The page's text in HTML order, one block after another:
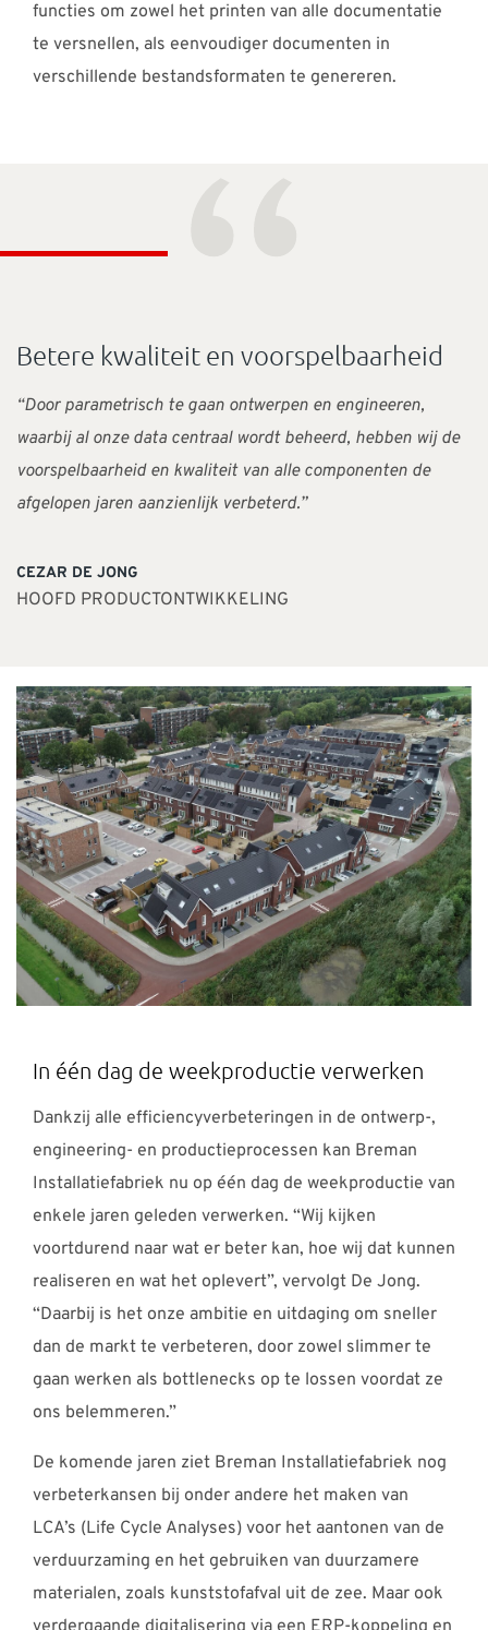
functies om zowel het printen van alle documentatie
te versnellen, als eenvoudiger documenten in
verschillende bestandsformaten te genereren.
“
Betere kwaliteit en voorspelbaarheid
“Door parametrisch te gaan ontwerpen en engineeren,
waarbij al onze data centraal wordt beheerd, hebben wij de
voorspelbaarheid en kwaliteit van alle componenten de
afgelopen jaren aanzienlijk verbeterd.”
CEZAR DE JONG
HOOFD PRODUCTONTWIKKELING
In één dag de weekproductie verwerken
Dankzij alle efficiencyverbeteringen in de ontwerp-,
engineering- en productieprocessen kan Breman
Installatiefabriek nu op één dag de weekproductie van
enkele jaren geleden verwerken. “Wij kijken
voortdurend naar wat er beter kan, hoe wij dat kunnen
realiseren en wat het oplevert”, vervolgt De Jong.
“Daarbij is het onze ambitie en uitdaging om sneller
dan de markt te verbeteren, door zowel slimmer te
gaan werken als bottlenecks op te lossen voordat ze
ons belemmeren.”
De komende jaren ziet Breman Installatiefabriek nog
verbeterkansen bij onder andere het maken van
LCA’s (Life Cycle Analyses) voor het aantonen van de
verduurzaming en het gebruiken van duurzamere
materialen, zoals kunststofafval uit de zee. Maar ook